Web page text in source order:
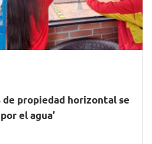
de propiedad horizontal se
el agua’